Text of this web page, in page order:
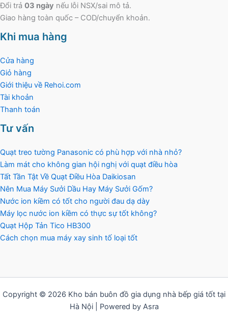
Đổi trả 03 ngày nếu lỗi NSX/sai mô tả.
Giao hàng toàn quốc – COD/chuyển khoản.
Khi mua hàng
Cửa hàng
Giỏ hàng
Giới thiệu về Rehoi.com
Tài khoản
Thanh toán
Tư vấn
Quạt treo tường Panasonic có phù hợp với nhà nhỏ?
Làm mát cho không gian hội nghị với quạt điều hòa
Tất Tần Tật Về Quạt Điều Hòa Daikiosan
Nên Mua Máy Sưởi Dầu Hay Máy Sưởi Gốm?
Nước ion kiềm có tốt cho người đau dạ dày
Máy lọc nước ion kiềm có thực sự tốt không?
Quạt Hộp Tản Tico HB300
Cách chọn mua máy xay sinh tố loại tốt
Copyright © 2026 Kho bán buôn đồ gia dụng nhà bếp giá tốt tại
Hà Nội | Powered by Asra